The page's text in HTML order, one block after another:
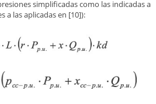
simplificadas como las indicadas a
a las aplicadas en [10]):